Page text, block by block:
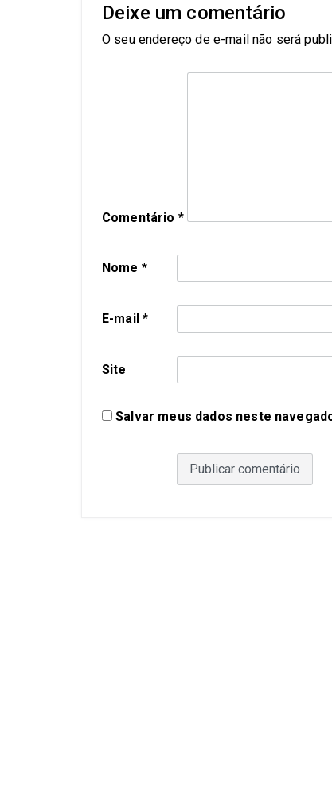
Deixe um comentário
O seu endereço de e-mail não será
Comentário *
Nome *
E-mail*
Site
Salvar meus dados neste